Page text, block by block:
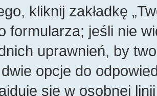
kliknij zakładkę
formularza; jeśli nie
uprawnień, by
opcje do
się w osobnej